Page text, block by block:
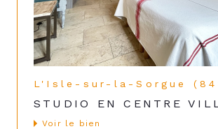
L'Isle-sur-la-Sorgue
STUDIO EN CENTRE
voir le bien